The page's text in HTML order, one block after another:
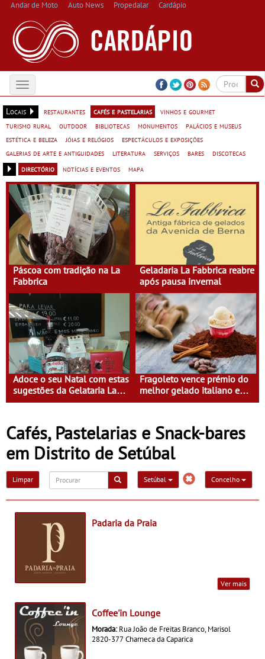
Andar de Moto Auto News Propedalar Cardápio
Toggle
navigation
Locais
restaurantes cafés e pastelarias
vinhos e gourmet
turismo rural
outdoor bibliotecas monumentos
palácios e museus
estética e beleza
jóias e relógios
espectáculos e exposições
galerias de arte e antiguidades
literatura serviços bares
discotecas
directório
notícias e eventos mapa
Páscoa com tradição na La
Fabbrica
Geladaria La Fabbrica reabre
após pausa invernal
Adoce o seu Natal com estas
sugestões da Gelataria La
Fabricca
Fragoleto vence prémio do
melhor gelado italiano em
Portugal
Cafés, Pastelarias e Snack-bares
em Distrito de Setúbal
Limpar Setúbal Concelho
Padaria da Praia
Ver mais
Coffee'in Lounge
Morada: Rua João de Freitas Branco, Marisol
2820-377 Charneca da Caparica